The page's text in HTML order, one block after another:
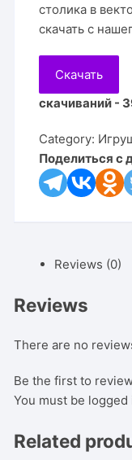
столика в
скачать с
Скачать
скачиваний -
Category:
Поделиться с
Reviews (0)
Reviews
There are no
Be the first to
You must be logged
Related